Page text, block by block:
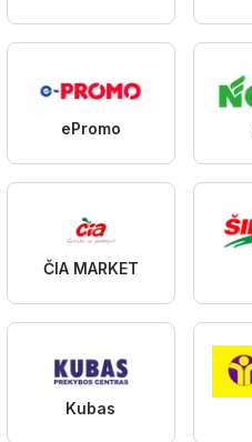
ePromo
ČIA MARKET
Kubas